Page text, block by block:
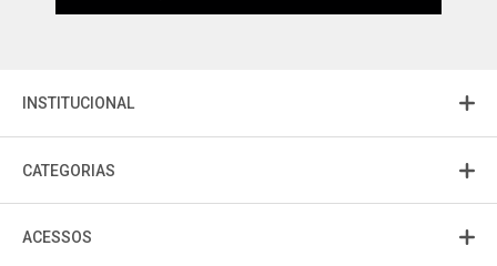
INSTITUCIONAL
CATEGORIAS
ACESSOS